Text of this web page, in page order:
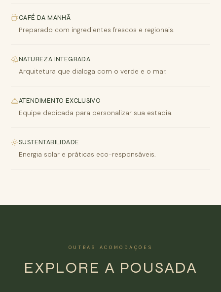
CAFÉ DA MANHÃ
Preparado com ingredientes frescos e regionais.
NATUREZA INTEGRADA
Arquitetura que dialoga com o verde e o mar.
ATENDIMENTO EXCLUSIVO
Equipe dedicada para personalizar sua estadia.
SUSTENTABILIDADE
Energia solar e práticas eco-responsáveis.
OUTRAS ACOMODAÇÕES
EXPLORE A POUSADA